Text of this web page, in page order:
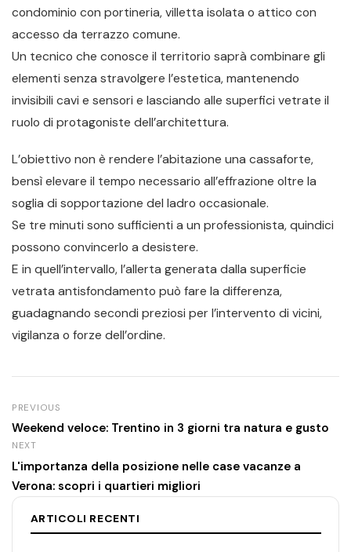
condominio con portineria, villetta isolata o attico con
accesso da terrazzo comune.
Un tecnico che conosce il territorio saprà combinare gli
elementi senza stravolgere l’estetica, mantenendo
invisibili cavi e sensori e lasciando alle superfici vetrate il
ruolo di protagoniste dell’architettura.
L’obiettivo non è rendere l’abitazione una cassaforte,
bensì elevare il tempo necessario all’effrazione oltre la
soglia di sopportazione del ladro occasionale.
Se tre minuti sono sufficienti a un professionista, quindici
possono convincerlo a desistere.
E in quell’intervallo, l’allerta generata dalla superficie
vetrata antisfondamento può fare la differenza,
guadagnando secondi preziosi per l’intervento di vicini,
vigilanza o forze dell’ordine.
PREVIOUS
Weekend veloce: Trentino in 3 giorni tra natura e gusto
NEXT
L'importanza della posizione nelle case vacanze a
Verona: scopri i quartieri migliori
ARTICOLI RECENTI